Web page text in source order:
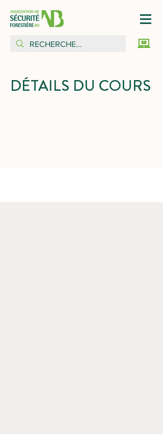
DÉTAILS DU COURS